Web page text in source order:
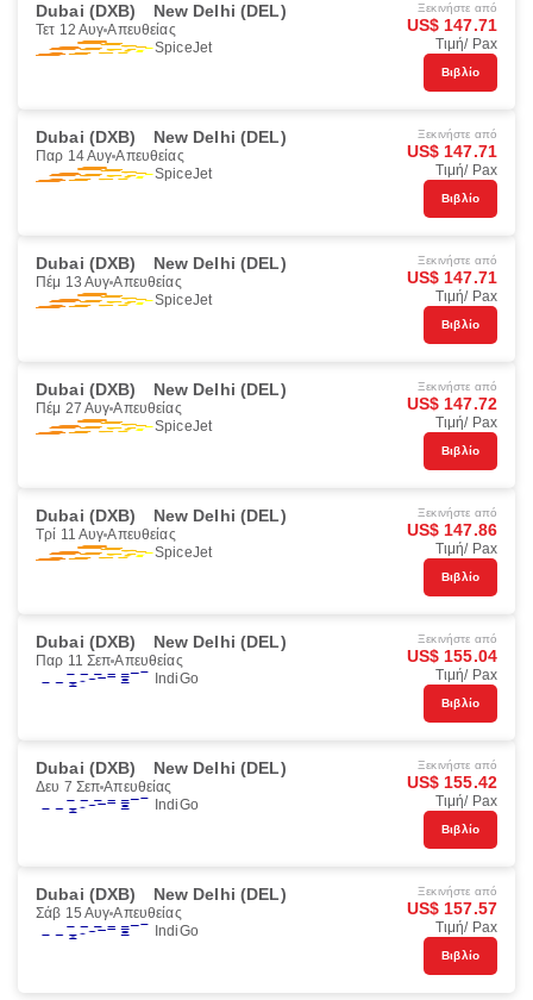
Dubai (DXB) New Delhi (DEL)
Τετ 12 Αυγ Απευθείας
SpiceJet
Ξεκινήστε από
US$ 147.71
Τιμή/ Pax
Βιβλίο
Dubai (DXB) New Delhi (DEL)
Παρ 14 Αυγ Απευθείας
SpiceJet
Ξεκινήστε από
US$ 147.71
Τιμή/ Pax
Βιβλίο
Dubai (DXB) New Delhi (DEL)
Πέμ 13 Αυγ Απευθείας
SpiceJet
Ξεκινήστε από
US$ 147.71
Τιμή/ Pax
Βιβλίο
Dubai (DXB) New Delhi (DEL)
Πέμ 27 Αυγ Απευθείας
SpiceJet
Ξεκινήστε από
US$ 147.72
Τιμή/ Pax
Βιβλίο
Dubai (DXB) New Delhi (DEL)
Τρί 11 Αυγ Απευθείας
SpiceJet
Ξεκινήστε από
US$ 147.86
Τιμή/ Pax
Βιβλίο
Dubai (DXB) New Delhi (DEL)
Παρ 11 Σεπ Απευθείας
IndiGo
Ξεκινήστε από
US$ 155.04
Τιμή/ Pax
Βιβλίο
Dubai (DXB) New Delhi (DEL)
Δευ 7 Σεπ Απευθείας
IndiGo
Ξεκινήστε από
US$ 155.42
Τιμή/ Pax
Βιβλίο
Dubai (DXB) New Delhi (DEL)
Σάβ 15 Αυγ Απευθείας
IndiGo
Ξεκινήστε από
US$ 157.57
Τιμή/ Pax
Βιβλίο